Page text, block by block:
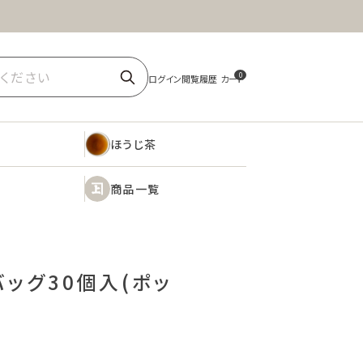
0
商品一覧
ほうじ茶
商品一覧
グ30個入(ポッ